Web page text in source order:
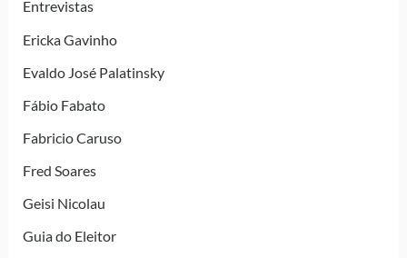
Entrevistas
Ericka Gavinho
Evaldo José Palatinsky
Fábio Fabato
Fabricio Caruso
Fred Soares
Geisi Nicolau
Guia do Eleitor